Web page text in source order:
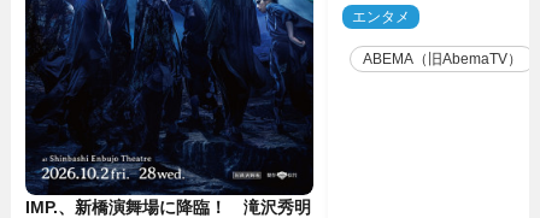
IMP.、新橋演舞場に降臨！ 滝沢秀明
ス』第2弾コーチ陣発表
エンタメ
ABEMA（旧AbemaTV）